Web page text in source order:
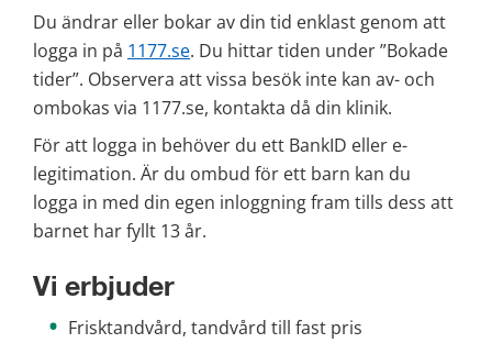
Du ändrar eller bokar av din tid enklast genom att
logga in på 1177.se. Du hittar tiden under ”Bokade
tider”. Observera att vissa besök inte kan av- och
ombokas via 1177.se, kontakta då din klinik.
För att logga in behöver du ett BankID eller e-
legitimation. Är du ombud för ett barn kan du
logga in med din egen inloggning fram tills dess att
barnet har fyllt 13 år.
Vi erbjuder
Frisktandvård, tandvård till fast pris